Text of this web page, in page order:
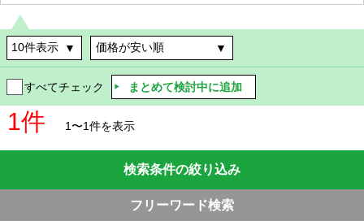
すべてチェック まとめて検討中に追加
1件 1〜1件を表示
検索条件の絞り込み
フリーワード検索